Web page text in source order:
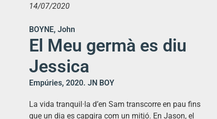
14/07/2020
BOYNE, John
El Meu germà es diu
Jessica
Empúries, 2020. JN BOY
La vida tranquil·la d’en Sam transcorre en pau fins
que un dia es capgira com un mitjó. En Jason, el